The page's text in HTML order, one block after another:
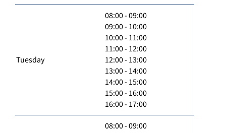
Tuesday
08:00 - 09:00
09:00 - 10:00
10:00 - 11:00
11:00 - 12:00
12:00 - 13:00
13:00 - 14:00
14:00 - 15:00
15:00 - 16:00
16:00 - 17:00
08:00 - 09:00